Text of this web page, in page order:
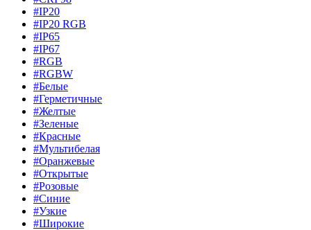
#IP20
#IP20 RGB
#IP65
#IP67
#RGB
#RGBW
#Белые
#Герметичные
#Желтые
#Зеленые
#Красные
#Мультибелая
#Оранжевые
#Открытые
#Розовые
#Синие
#Узкие
#Широкие